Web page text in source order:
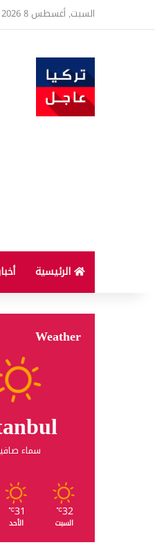
السبت, أغسطس 8 2026
الرئيسية
Weather
سماء
32
℃
السبت
31
℃
الأحد